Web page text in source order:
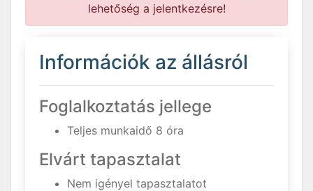
lehetőség a jelentkezésre!
Információk az állásról
Foglalkoztatás jellege
Teljes munkaidő 8 óra
Elvárt tapasztalat
Nem igényel tapasztalatot